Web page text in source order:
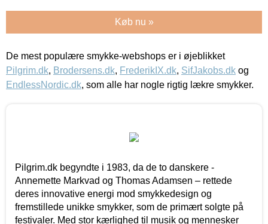
Køb nu »
De mest populære smykke-webshops er i øjeblikket
Pilgrim.dk, Brodersens.dk, FrederikIX.dk, SifJakobs.dk og
EndlessNordic.dk, som alle har nogle rigtig lækre smykker.
Pilgrim.dk begyndte i 1983, da de to danskere -
Annemette Markvad og Thomas Adamsen – rettede
deres innovative energi mod smykkedesign og
fremstillede unikke smykker, som de primært solgte på
festivaler. Med stor kærlighed til musik og mennesker